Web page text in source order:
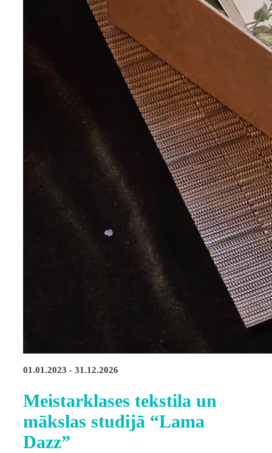
01.01.2023 - 31.12.2026
Meistarklases tekstila un
mākslas studijā “Lama
Dazz”